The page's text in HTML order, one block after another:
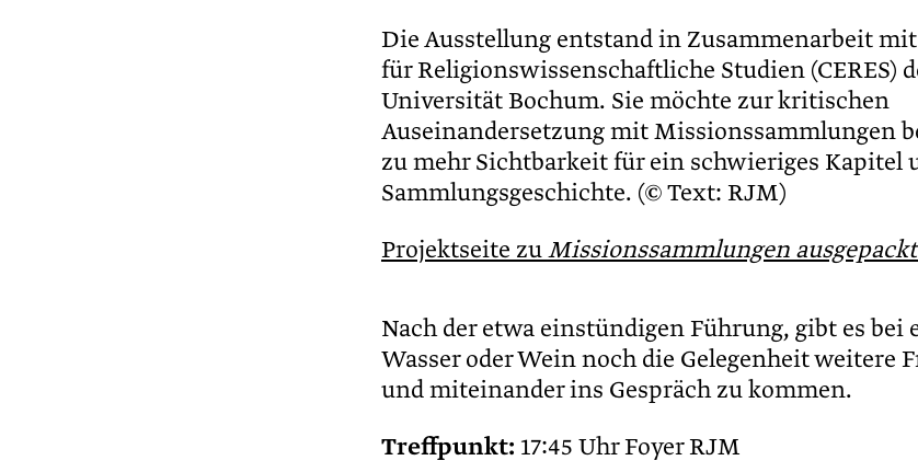
Die Ausstellung entstand in Zusammenarbeit
für Religionswissenschaftliche Studien (CERES)
Universität Bochum. Sie möchte zur kritischen
Auseinandersetzung mit Missionssammlungen
zu mehr Sichtbarkeit für ein schwieriges Kapitel
Sammlungsgeschichte. (© Text: RJM)
Projektseite zuMissionssammlungen
Nach der etwa einstündigen Führung, gibt es bei
Wasser oder Wein noch die Gelegenheit weitere
und miteinander ins Gespräch zu kommen.
Treffpunkt: 17:45 Uhr Foyer RJM